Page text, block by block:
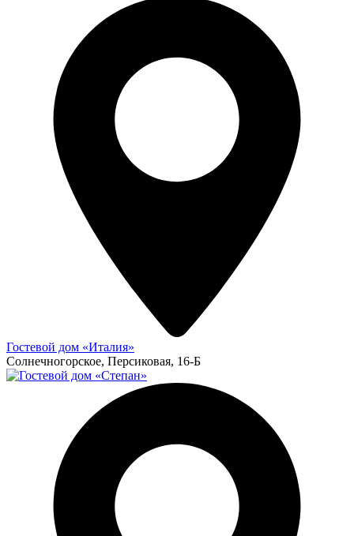
Гостевой дом «Италия»
Солнечногорское, Персиковая, 16-Б